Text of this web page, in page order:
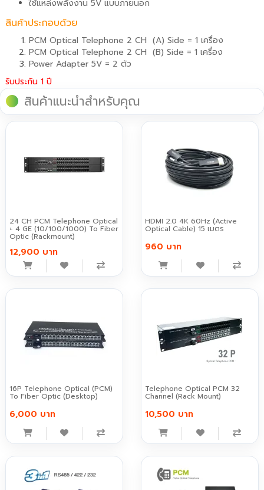
ใช้แหล่งพลังงาน 5V แบบภายนอก
สินค้าประกอบด้วย
PCM Optical Telephone 2 CH (A) Side = 1 เครื่อง
PCM Optical Telephone 2 CH (B) Side = 1 เครื่อง
Power Adapter 5V = 2 ตัว
รับประกัน 1 ปี
สินค้าแนะนำสำหรับคุณ
24 CH PCM Telephone Optical
+ 4 GE (10/100/1000) To Fiber
Optic (Rackmount)
12,900 บาท
HDMI 2.0 4K 60Hz (Active
Optical Cable) 15 เมตร
960 บาท
16P Telephone Optical (PCM)
To Fiber Optic (Desktop)
6,000 บาท
Telephone Optical PCM 32
Channel (Rack Mount)
10,500 บาท